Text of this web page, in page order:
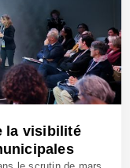
la visibilité